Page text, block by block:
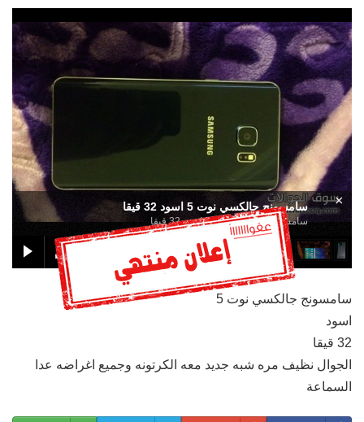
سامسونج جالكسي نوت 5 اسود 32 قيقا
سامسونج جالكسي نوت 5 اسود 32 قيقا
×
سامسونج جالكسي نوت 5
اسود
32 قيقا
الجوال نظيف مره شبه جديد معه الكرتونه وجميع اغراضه عدا
السماعة